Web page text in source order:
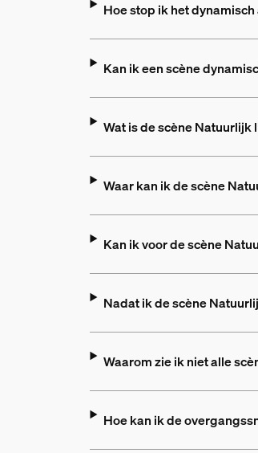
Hoe stop ik het
Kan ik een scène
Wat is de scène Natuurlijk
Waar kan ik de scène
Kan ik voor de scène
Nadat ik de scène
Waarom zie ik niet alle
Hoe kan ik de